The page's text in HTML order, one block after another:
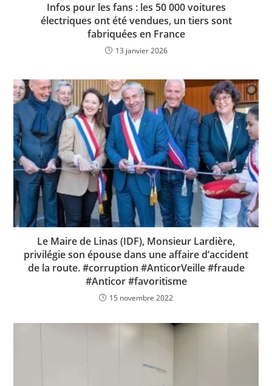
Infos pour les fans : les 50 000 voitures
électriques ont été vendues, un tiers sont
fabriquées en France
13 janvier 2026
Le Maire de Linas (IDF), Monsieur Lardière,
privilégie son épouse dans une affaire d’accident
de la route. #corruption #AnticorVeille #fraude
#Anticor #favoritisme
15 novembre 2022